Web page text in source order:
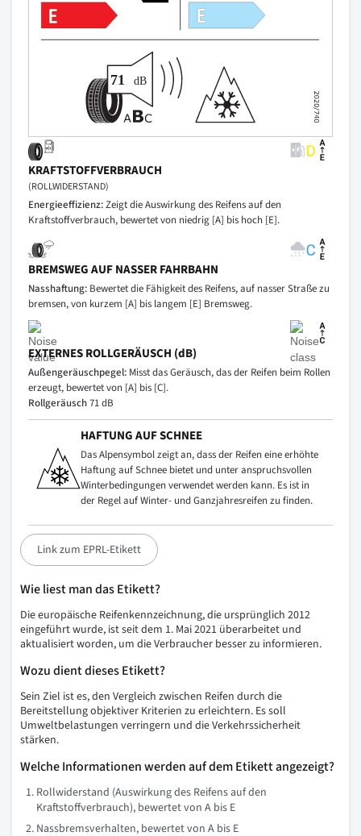
KRAFTSTOFFVERBRAUCH
(ROLLWIDERSTAND)
Energieeffizienz:Zeigt die Auswirkung des Reifens auf den
Kraftstoffverbrauch, bewertet von niedrig [A] bis hoch [E].
BREMSWEG AUF NASSER FAHRBAHN
Nasshaftung: Bewertet die Fähigkeit des Reifens, auf nasser Straße zu
bremsen, von kurzem [A] bis langem [E] Bremsweg.
EXTERNES ROLLGERÄUSCH (dB)
Außengeräuschpegel: Misst das Geräusch, das der Reifen beim Rollen
erzeugt, bewertet von [A] bis [C].
Rollgeräusch71 dB
HAFTUNG AUF SCHNEE
Das Alpensymbol zeigt an, dass der Reifen eine erhöhte
Haftung auf Schnee bietet und unter anspruchsvollen
Winterbedingungen verwendet werden kann. Es ist in
der Regel auf Winter- und Ganzjahresreifen zu finden.
Link zum EPRL-Etikett
Wie liest man das Etikett?
Die europäische Reifenkennzeichnung, die ursprünglich 2012
eingeführt wurde, ist seit dem 1. Mai 2021 überarbeitet und
aktualisiert worden, um die Verbraucher besser zu informieren.
Wozu dient dieses Etikett?
Sein Ziel ist es, den Vergleich zwischen Reifen durch die
Bereitstellung objektiver Kriterien zu erleichtern. Es soll
Umweltbelastungen verringern und die Verkehrssicherheit
stärken.
Welche Informationen werden auf dem Etikett angezeigt?
Rollwiderstand (Auswirkung des Reifens auf den
Kraftstoffverbrauch), bewertet von A bis E
Nassbremsverhalten, bewertet von A bis E